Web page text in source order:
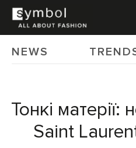
NEWS
Тонкі
Saint